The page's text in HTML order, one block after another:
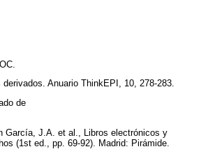
Anuario ThinkEPI, 10, 278-283.
de
García, J.A. et al., Libros electrónicos y
(1st ed., pp. 69-92). Madrid: Pirámide.